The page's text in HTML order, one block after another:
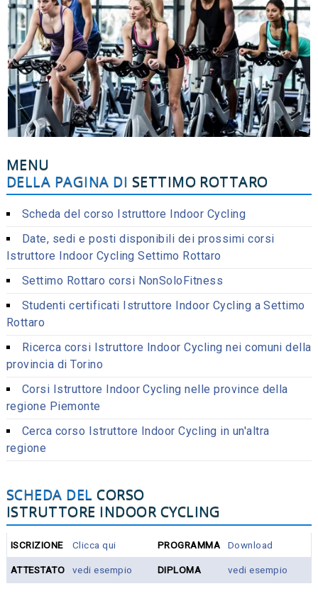
MENU
DELLA PAGINA DI SETTIMO ROTTARO
Scheda del corso Istruttore Indoor Cycling
Date, sedi e posti disponibili dei prossimi corsi
Istruttore Indoor Cycling Settimo Rottaro
Settimo Rottaro corsi NonSoloFitness
Studenti certificati Istruttore Indoor Cycling a Settimo
Rottaro
Ricerca corsi Istruttore Indoor Cycling nei comuni della
provincia di Torino
Corsi Istruttore Indoor Cycling nelle province della
regione Piemonte
Cerca corso Istruttore Indoor Cycling in un'altra
regione
SCHEDA DELCORSO
ISTRUTTORE INDOOR CYCLING
ISCRIZIONE Clicca qui PROGRAMMA Download
ATTESTATO vedi esempio DIPLOMA vedi esempio